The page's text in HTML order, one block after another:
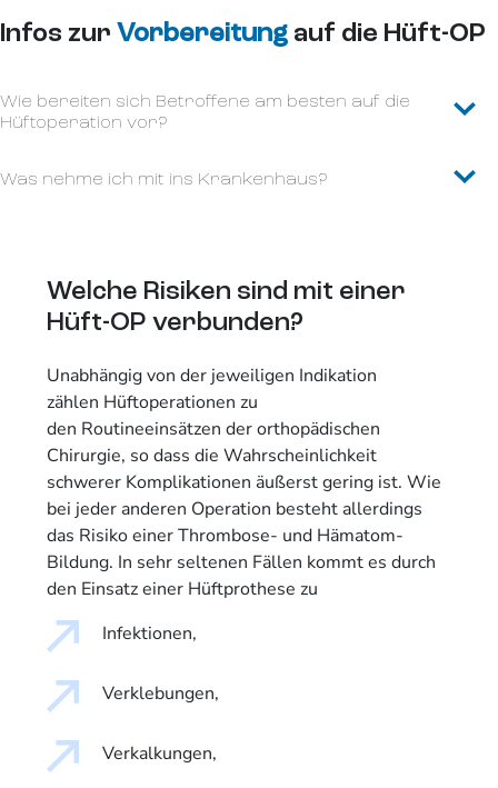
Infos zur Vorbereitung auf die Hüft-OP
Wie bereiten sich Betroffene am besten auf die
Hüftoperation vor?
Was nehme ich mit ins Krankenhaus?
Welche Risiken sind mit einer
Hüft-OP verbunden?
Unabhängig von der jeweiligen Indikation
zählen Hüftoperationen zu
den Routineeinsätzen der orthopädischen
Chirurgie, so dass die Wahrscheinlichkeit
schwerer Komplikationen äußerst gering ist. Wie
bei jeder anderen Operation besteht allerdings
das Risiko einer Thrombose- und Hämatom-
Bildung. In sehr seltenen Fällen kommt es durch
den Einsatz einer Hüftprothese zu
Infektionen,
Verklebungen,
Verkalkungen,